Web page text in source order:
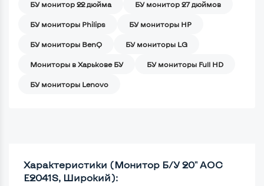
БУ монитор 22 дюйма БУ монитор 27 дюймов
БУ мониторы Philips БУ мониторы HP
БУ мониторы BenQ БУ мониторы LG
Мониторы в Харькове БУ БУ мониторы Full HD
БУ мониторы Lenovo
Характеристики (Монитор Б/У 20" AOC
E2041S, Широкий):